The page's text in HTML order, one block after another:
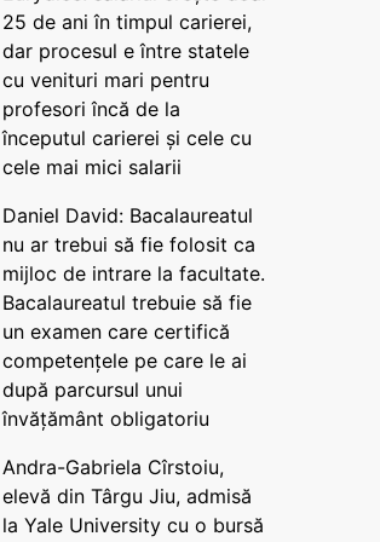
25 de ani în timpul carierei,
dar procesul e între statele
cu venituri mari pentru
profesori încă de la
începutul carierei și cele cu
cele mai mici salarii
Daniel David: Bacalaureatul
nu ar trebui să fie folosit ca
mijloc de intrare la facultate.
Bacalaureatul trebuie să fie
un examen care certifică
competențele pe care le ai
după parcursul unui
învățământ obligatoriu
Andra-Gabriela Cîrstoiu,
elevă din Târgu Jiu, admisă
la Yale University cu o bursă